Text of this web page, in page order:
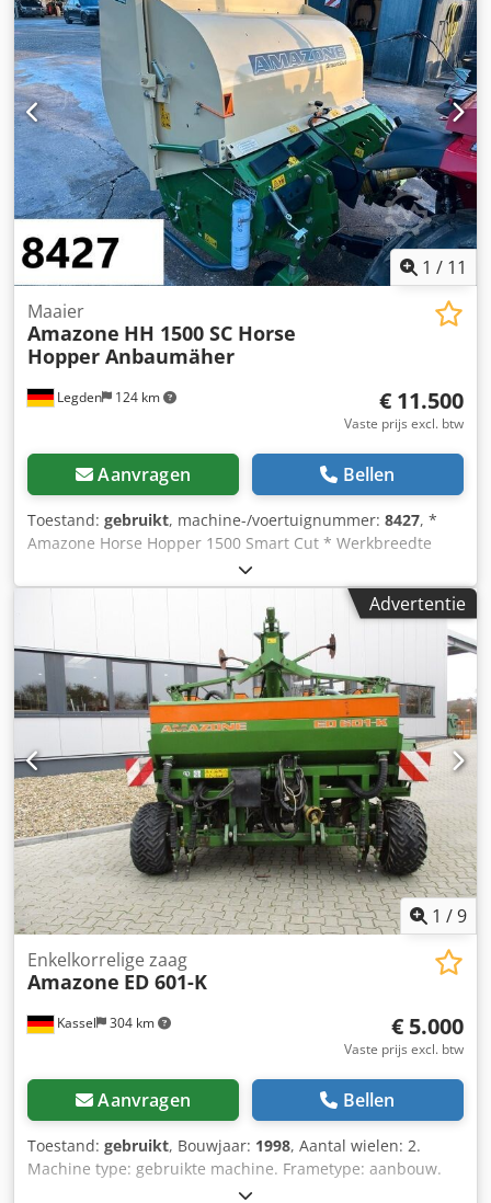
1 / 11
Legden 124 km
Maaier
Amazone HH 1500 SC Horse
Hopper Anbaumäher
€ 11.500
Vaste prijs excl. btw
Aanvragen Bellen
Toestand: gebruikt, machine-/voertuignummer: 8427, *
Amazone Horse Hopper 1500 Smart Cut * Werkbreedte
1,50 m * 1.500 l opvangbak inhoud * Tractor 3-punts
ophanging * H60 vleugelmessen * Steunwielen * Mulch-
inrichting * Aandrijfas met vrijloop * Opvangbak met
hydraulische bodemlediging Dcodpfsrhy H Rjx Ac Tok *
Rotatiesnelheid 2.650 tpm * Vulstandindicator -----Interne
voertuignummer: 8427 WhatsApp-support beschikbaar! Bij
vragen over het voertuig of voor meer informatie kunt u
ons gemakkelijk via WhatsApp bereiken Whatsapp
Whatsapp ----Fouten & tussentijdse verkoop
voorbehouden.
Advertentie
1 /9
Kassel 304 km
Enkelkorrelige zaag
Amazone ED 601-K
€ 5.000
Vaste prijs excl. btw
Aanvragen Bellen
Toestand: gebruikt, Bouwjaar: 1998, Aantal wielen: 2.
Machine type: gebruikte machine. Frametype: aanbouw.
Bemestingsinrichting / mestschroef. Djdpfxor Ncfqe Ac